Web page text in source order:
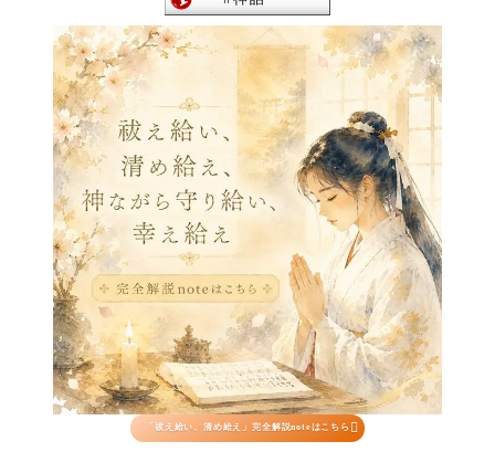
「祓え給い、清め給え」完全解説noteはこちら 